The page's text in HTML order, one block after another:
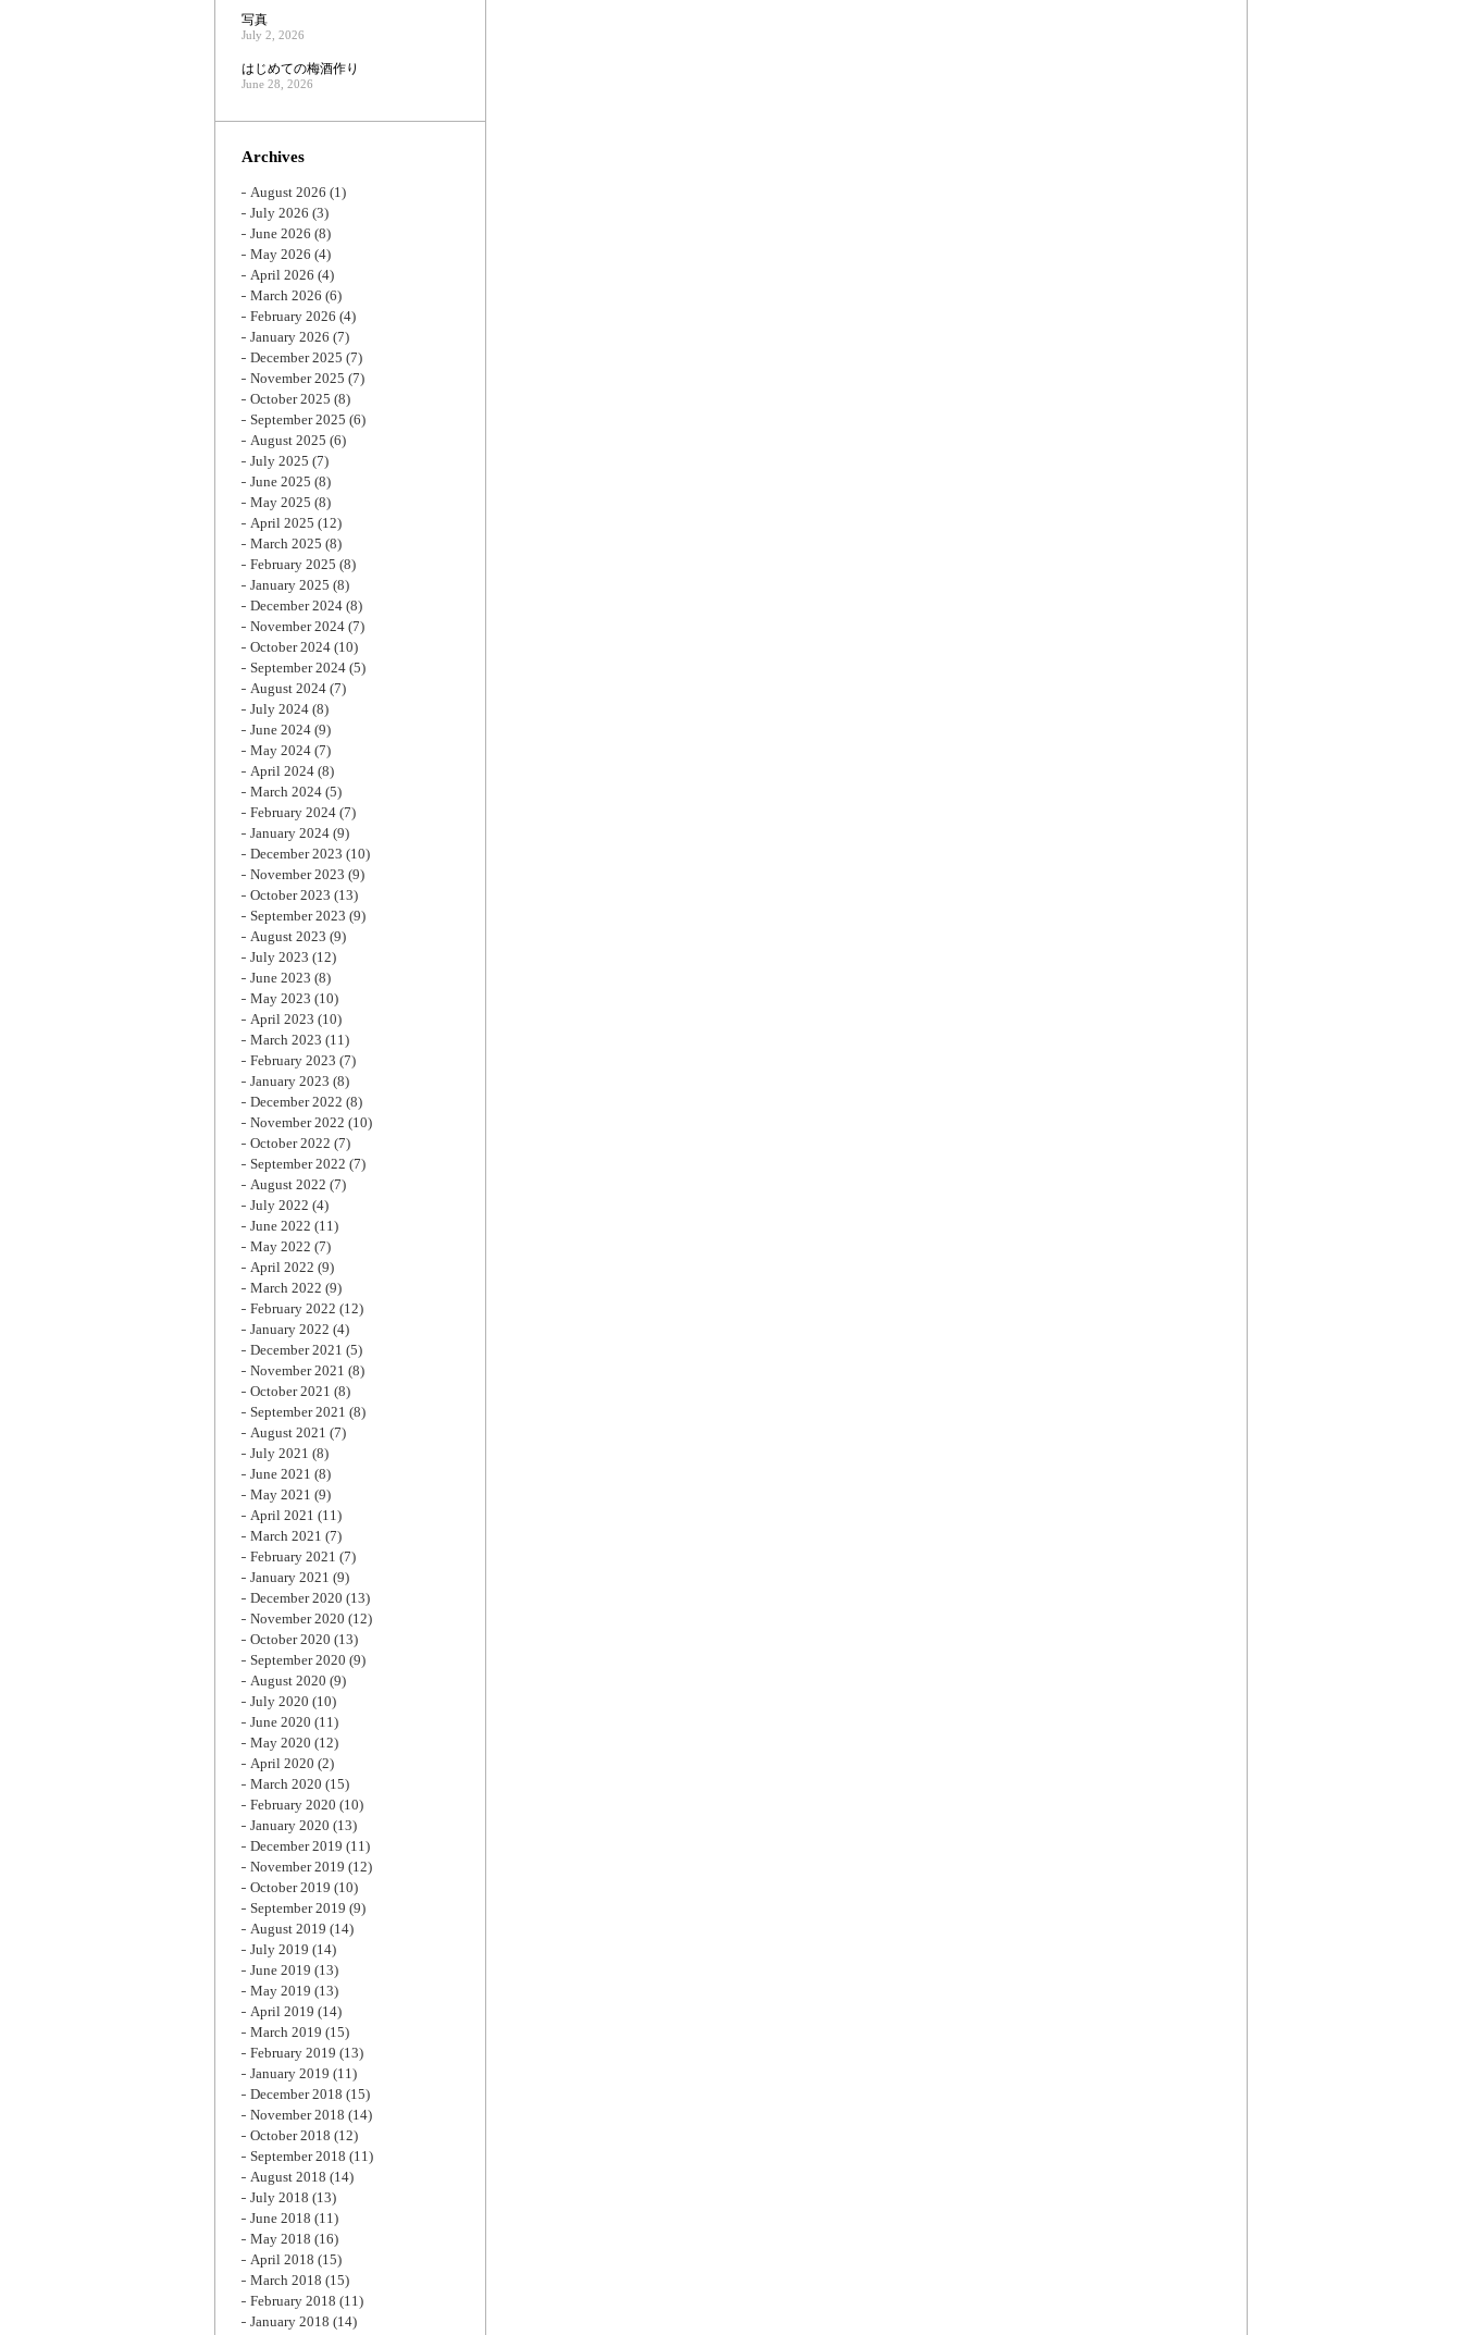
写真
July 2, 2026
はじめての梅酒作り
June 28, 2026
Archives
August 2026 (1)
July 2026 (3)
June 2026 (8)
May 2026 (4)
April 2026 (4)
March 2026 (6)
February 2026 (4)
January 2026 (7)
December 2025 (7)
November 2025 (7)
October 2025 (8)
September 2025 (6)
August 2025 (6)
July 2025 (7)
June 2025 (8)
May 2025 (8)
April 2025 (12)
March 2025 (8)
February 2025 (8)
January 2025 (8)
December 2024 (8)
November 2024 (7)
October 2024 (10)
September 2024 (5)
August 2024 (7)
July 2024 (8)
June 2024 (9)
May 2024 (7)
April 2024 (8)
March 2024 (5)
February 2024 (7)
January 2024 (9)
December 2023 (10)
November 2023 (9)
October 2023 (13)
September 2023 (9)
August 2023 (9)
July 2023 (12)
June 2023 (8)
May 2023 (10)
April 2023 (10)
March 2023 (11)
February 2023 (7)
January 2023 (8)
December 2022 (8)
November 2022 (10)
October 2022 (7)
September 2022 (7)
August 2022 (7)
July 2022 (4)
June 2022 (11)
May 2022 (7)
April 2022 (9)
March 2022 (9)
February 2022 (12)
January 2022 (4)
December 2021 (5)
November 2021 (8)
October 2021 (8)
September 2021 (8)
August 2021 (7)
July 2021 (8)
June 2021 (8)
May 2021 (9)
April 2021 (11)
March 2021 (7)
February 2021 (7)
January 2021 (9)
December 2020 (13)
November 2020 (12)
October 2020 (13)
September 2020 (9)
August 2020 (9)
July 2020 (10)
June 2020 (11)
May 2020 (12)
April 2020 (2)
March 2020 (15)
February 2020 (10)
January 2020 (13)
December 2019 (11)
November 2019 (12)
October 2019 (10)
September 2019 (9)
August 2019 (14)
July 2019 (14)
June 2019 (13)
May 2019 (13)
April 2019 (14)
March 2019 (15)
February 2019 (13)
January 2019 (11)
December 2018 (15)
November 2018 (14)
October 2018 (12)
September 2018 (11)
August 2018 (14)
July 2018 (13)
June 2018 (11)
May 2018 (16)
April 2018 (15)
March 2018 (15)
February 2018 (11)
January 2018 (14)